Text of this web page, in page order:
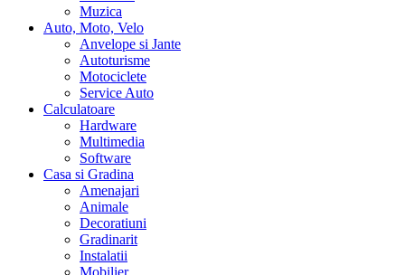
Muzica
Auto, Moto, Velo
Anvelope si Jante
Autoturisme
Motociclete
Service Auto
Calculatoare
Hardware
Multimedia
Software
Casa si Gradina
Amenajari
Animale
Decoratiuni
Gradinarit
Instalatii
Mobilier